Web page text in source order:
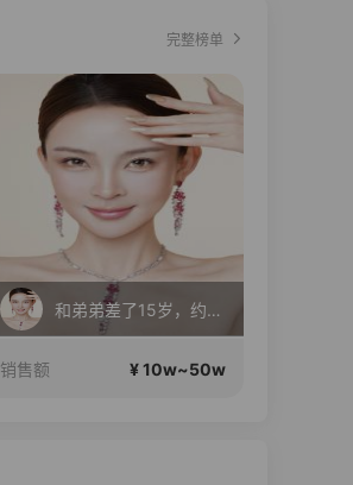
完整榜单
和弟弟差了15岁，约会呢
销售额 ¥ 10w~50w